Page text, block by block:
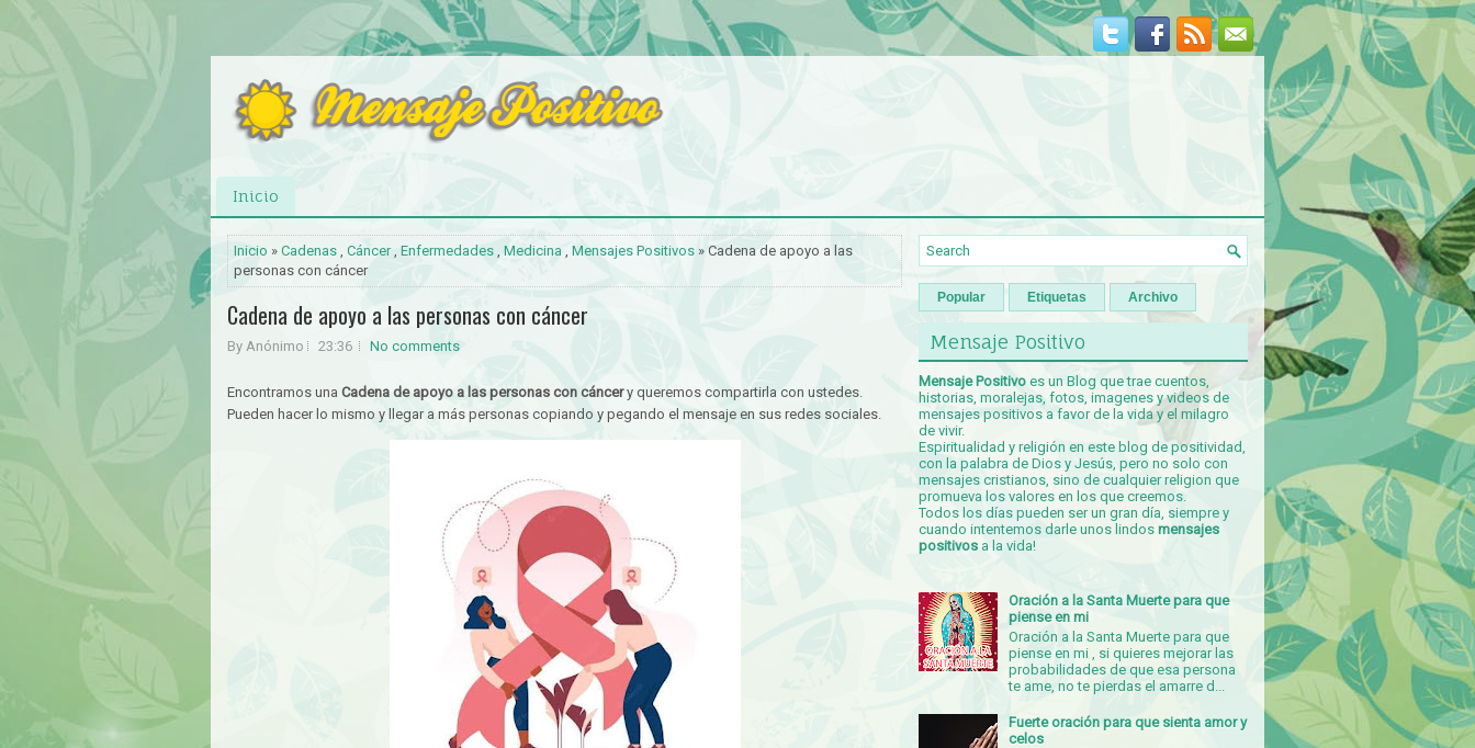
Inicio
Inicio » Cadenas , Cáncer, Enfermedades , Medicina , Mensajes Positivos » Cadena de apoyo a las
personas con cáncer
Cadena de apoyo a las personas con cáncer
By Anónimo 23:36 No comments
Encontramos una Cadena de apoyo a las personas con cáncery queremos compartirla con ustedes.
Pueden hacer lo mismo y llegar a más personas copiando y pegando el mensaje en sus redes sociales.
Popular Etiquetas Archivo
Mensaje Positivo
Mensaje Positivo es un Blog que trae cuentos,
historias, moralejas, fotos, imagenes y videos de
mensajes positivos a favor de la vida y el milagro
de vivir.
Espiritualidad y religión en este blog de positividad,
con la palabra de Dios y Jesús, pero no solo con
mensajes cristianos, sino de cualquier religion que
promueva los valores en los que creemos.
Todos los días pueden ser un gran día, siempre y
cuando intentemos darle unos lindos mensajes
positivos a la vida!
Oración a la Santa Muerte para que
piense en mi
Oración a la Santa Muerte para que
piense en mi , si quieres mejorar las
probabilidades de que esa persona
te ame, no te pierdas el amarre d...
Fuerte oración para que sienta amor y
celos